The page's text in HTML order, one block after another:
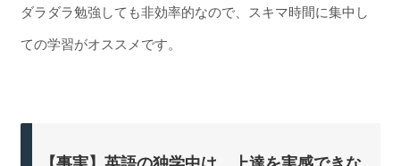
ダラダラ勉強しても非効率的なので、スキマ時間に集中し
ての学習がオススメです。